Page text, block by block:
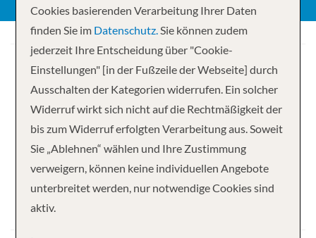
Ihre Kreuzfahrt
7 NächteCosta Toscana
Abfahrt
Cookies basierenden Verarbeitung Ihrer Daten
finden Sie im Datenschutz.Sie können zudem
jederzeit Ihre Entscheidung über "Cookie-
Einstellungen" [in der Fußzeile der Webseite] durch
Ausschalten der Kategorien widerrufen. Ein solcher
Widerruf wirkt sich nicht auf die Rechtmäßigkeit der
bis zum Widerruf erfolgten Verarbeitung aus. Soweit
Sie „Ablehnen“ wählen und Ihre Zustimmung
verweigern, können keine individuellen Angebote
unterbreitet werden, nur notwendige Cookies sind
aktiv.